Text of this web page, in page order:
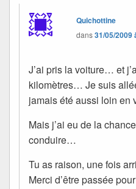
Quichottine
dans31/05/2009
J’ai pris la voiture… et
kilomètres… Je suis
jamais été aussi loin en
Mais j’ai eu de la
conduire…
Tu as raison, une fois
Merci d’être passée